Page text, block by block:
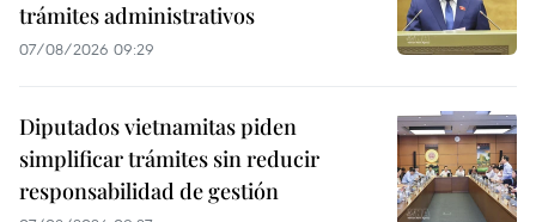
trámites administrativos
07/08/2026 09:29
Diputados vietnamitas piden
simplificar trámites sin reducir
responsabilidad de gestión